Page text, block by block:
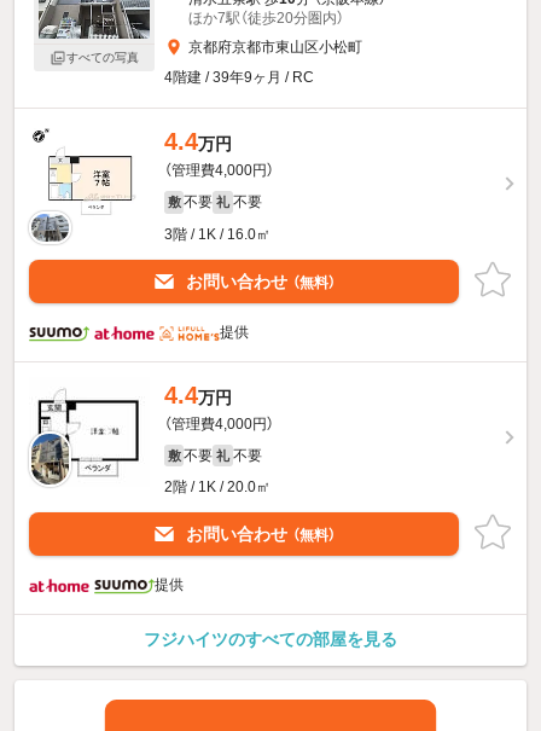
すべての写真
ほか7駅（徒歩20分圏内）
京都府京都市東山区小松町
4階建 / 39年9ヶ月 / RC
4.4万円
（管理費4,000円）
敷 不要 礼 不要
3階 / 1K / 16.0㎡
お問い合わせ （無料）
提供
4.4万円
（管理費4,000円）
敷 不要 礼 不要
2階 / 1K / 20.0㎡
お問い合わせ （無料）
提供
フジハイツのすべての部屋を見る